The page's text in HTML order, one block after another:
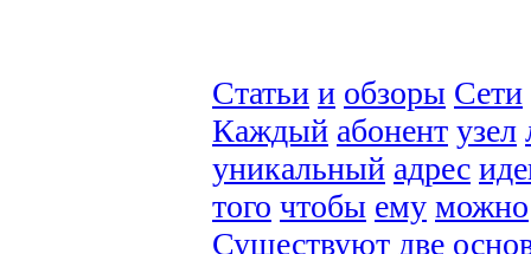
Статьи и обзоры Сети
Каждый абонент узел
уникальный адрес
того чтобы ему можно
Существуют две